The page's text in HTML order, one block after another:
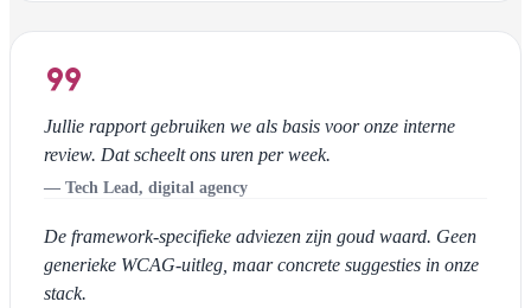
format_quote
Jullie rapport gebruiken we als basis voor onze interne
review. Dat scheelt ons uren per week.
— Tech Lead, digital agency
De framework-specifieke adviezen zijn goud waard. Geen
generieke WCAG-uitleg, maar concrete suggesties in onze
stack.